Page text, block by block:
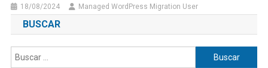
18/08/2024 Managed WordPress Migration User
BUSCAR
Buscar: